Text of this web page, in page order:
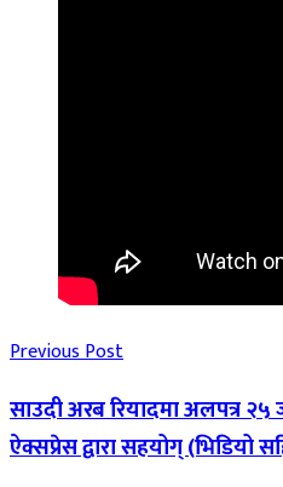
Previous Post
साउदी अरब रियादमा अलपत्र
ऐक्सप्रेस द्वारा सहयोग् (भिडियो